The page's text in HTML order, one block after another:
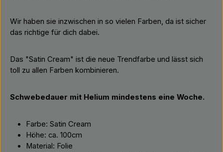
Wir haben sie inzwischen in so vielen Farben, da ist sicher
das richtige für dich dabei.
Das "Satin Cream" ist die neue Trendfarbe und lässt sich
toll zu allen Farben kombinieren.
Schwebedauer mit Helium mindestens eine Woche.
Farbe: Satin Cream
Höhe: ca. 100cm
Material: Folie